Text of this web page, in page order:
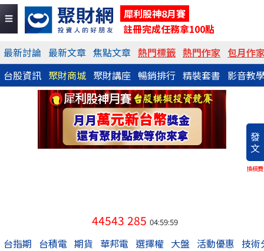
犀利股神8月賽
註冊完成任務拿100點
最新討論 最新文章 焦點文章 熱門標籤 熱門作家 包月作
台股資訊 聚財商城 聚財講座 暢銷排行 精裝套書 影音教
發
文
換稿費
44543 285 04:59:59
台指期 台積電 期貨 華邦電 選擇權 大盤 活動優惠 技術